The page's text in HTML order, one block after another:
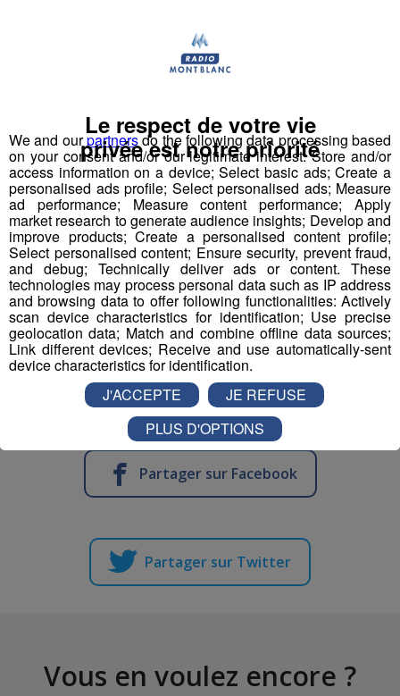
mp3
D'une surface de 4000m², ces nouveau locaux
vont permettre à l'entreprise de développer de
nouveaux produits.
mp3
Rester dans la Vallée est un choix réfléchi de
l'entreprise, comme l'explique Olivier Bonnet.
mp3
Ce déménagement pourrait s'accompagner de la
supplémentaires.
Partager sur Facebook
Partager sur Twitter
Vous en voulez encore ?
We and ourpartnersdo the following data processing based
on your consent and/or our legitimate interest: Store and/or
access information on a device; Select basic ads; Create a
personalised ads profile; Select personalised ads; Measure
ad performance; Measure content performance; Apply
market research to generate audience insights; Develop and
improve products; Create a personalised content profile;
Select personalised content; Ensure security, prevent fraud,
and debug; Technically deliver ads or content. These
technologies may process personal data such as IP address
and browsing data to offer following functionalities: Actively
scan device characteristics for identification; Use precise
geolocation data; Match and combine offline data sources;
Link different devices; Receive and use automatically-sent
device characteristics for identification.
Le respect de votre vie
privée est notre priorité
J'ACCEPTE
JE REFUSE
PLUS D'OPTIONS